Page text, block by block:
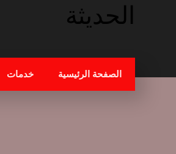
الصفحة الرئيسية خدمات